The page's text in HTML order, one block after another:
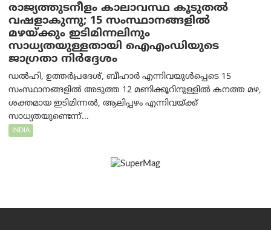
രാജ്യത്തുടനീളം കാലാവസ്ഥ കൂടുതൽ
വഷളാകുന്നു; 15 സംസ്ഥാനങ്ങളിൽ
മഴയ്ക്കും ഇടിമിന്നലിനും
സാധ്യതയുള്ളതായി ഐഎംഡിയുടെ
ജാഗ്രതാ നിർദ്ദേശം
ഡൽഹി, ഉത്തർപ്രദേശ്, ബീഹാർ എന്നിവയുൾപ്പെടെ 15
സംസ്ഥാനങ്ങളിൽ അടുത്ത 12 മണിക്കൂറിനുള്ളിൽ കനത്ത മഴ,
ശക്തമായ ഇടിമിന്നൽ, ആലിപ്പഴം എന്നിവയ്ക്ക്
സാധ്യതയുണ്ടെന്ന്...
INDIA